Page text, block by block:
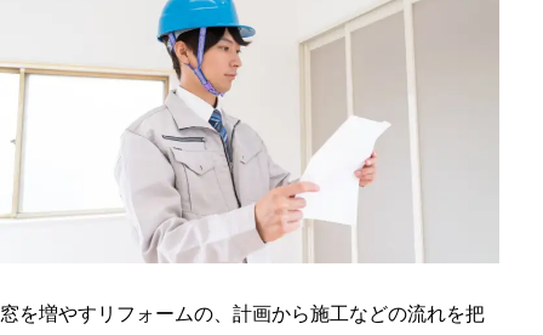
窓を増やすリフォームの、計画から施工などの流れを把